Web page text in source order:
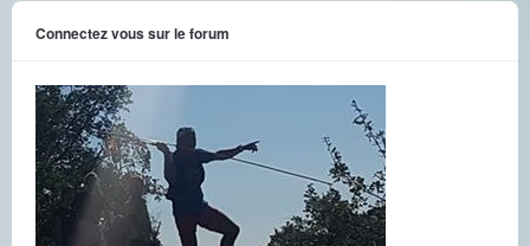
Connectez vous sur le forum